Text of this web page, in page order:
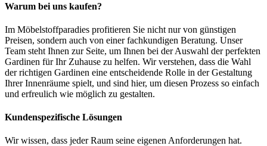
Warum bei uns kaufen?
Im Möbelstoffparadies profitieren Sie nicht nur von günstigen
Preisen, sondern auch von einer fachkundigen Beratung. Unser
Team steht Ihnen zur Seite, um Ihnen bei der Auswahl der perfekten
Gardinen für Ihr Zuhause zu helfen. Wir verstehen, dass die Wahl
der richtigen Gardinen eine entscheidende Rolle in der Gestaltung
Ihrer Innenräume spielt, und sind hier, um diesen Prozess so einfach
und erfreulich wie möglich zu gestalten.
Kundenspezifische Lösungen
Wir wissen, dass jeder Raum seine eigenen Anforderungen hat.